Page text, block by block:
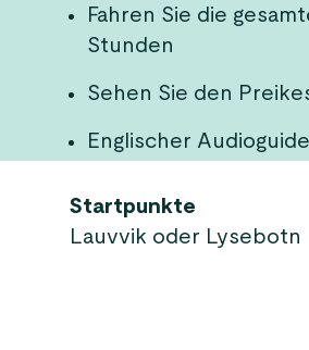
Fahren Sie die
Stunden
Sehen Sie den
Englischer
Startpunkte
Lauvvik oder Lysebotn